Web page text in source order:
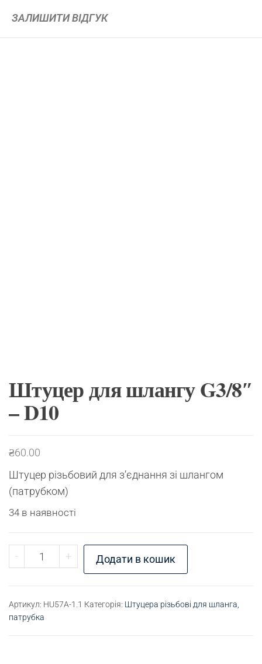
ЗАЛИШИТИ ВІДГУК
Штуцер для шлангу G3/8″
– D10
₴60.00
Штуцер різьбовий для з’єднання зі шлангом
(патрубком)
34 в наявності
- Штуцер для шлангу G3/8" - D10 кількість
+ Додати в кошик
Артикул: HU57A-1.1 Категорія: Штуцера різьбові для шланга,
патрубка